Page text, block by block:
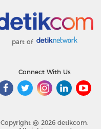
part of
Connect With Us
Copyright @ 2026 detikcom.